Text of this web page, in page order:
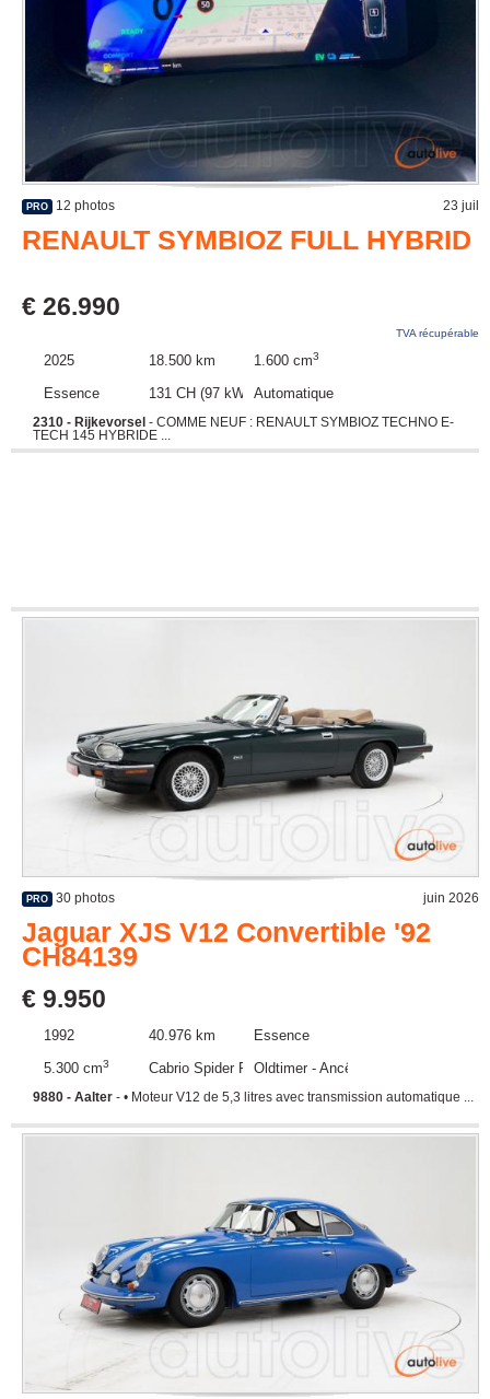
PRO 12 photos 23 juil
RENAULT SYMBIOZ FULL HYBRID
€ 26.990
TVA récupérable
2025 18.500 km 1.600 cm3
Essence 131 CH (97 kW) Automatique
2310 - Rijkevorsel - COMME NEUF : RENAULT SYMBIOZ TECHNO E-
TECH 145 HYBRIDE ...
PRO 30 photos juin 2026
Jaguar XJS V12 Convertible '92
CH84139
€ 9.950
1992 40.976 km
Essence
5.300 cm3 Cabrio Spider RoadsterOldtimer - Ancêtre
9880 - Aalter - • Moteur V12 de 5,3 litres avec transmission automatique ...